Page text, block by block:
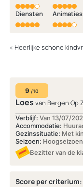
Diensten Animaties
9 /10
Loes van Bergen Op
Verblijf: Van 13/07/
Accommodatie:
Gezinssituatie: Met
Seizoen: Hoogseizoen
Bezitter van de
Score per criterium: